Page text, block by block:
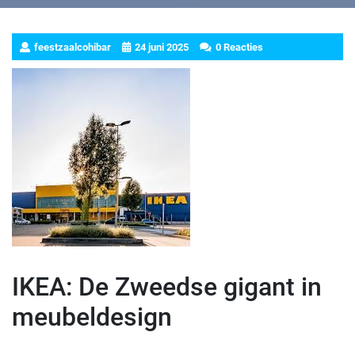
feestzaalcohibar 24 juni 2025 0 Reacties
IKEA: De Zweedse gigant in
meubeldesign